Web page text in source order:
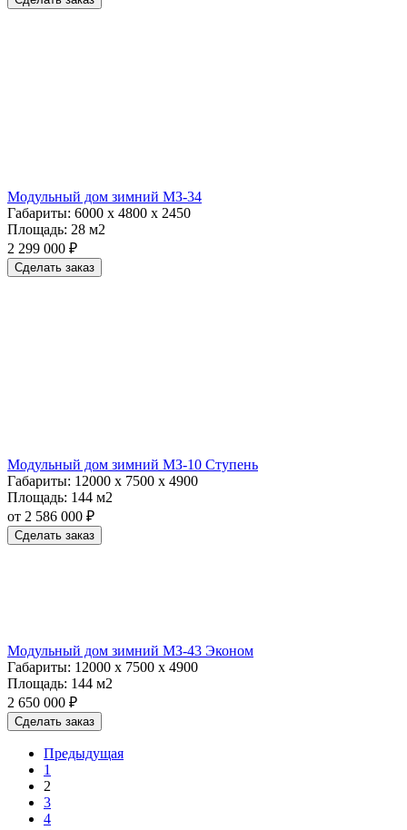
Модульный дом зимний МЗ-34
Габариты: 6000 х 4800 х 2450
Площадь: 28 м2
2 299 000 ₽
Сделать заказ
Модульный дом зимний МЗ-10 Ступень
Габариты: 12000 х 7500 х 4900
Площадь: 144 м2
от 2 586 000 ₽
Сделать заказ
Модульный дом зимний МЗ-43 Эконом
Габариты: 12000 х 7500 х 4900
Площадь: 144 м2
2 650 000 ₽
Сделать заказ
Предыдущая
1
2
3
4